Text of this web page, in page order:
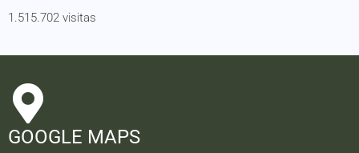
1.515.702 visitas
GOOGLE MAPS